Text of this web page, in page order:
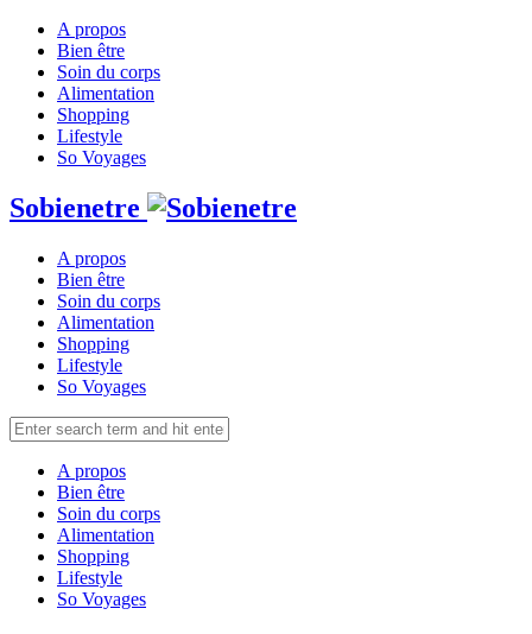
A propos
Bien être
Soin du corps
Alimentation
Shopping
Lifestyle
So Voyages
Sobienetre
A propos
Bien être
Soin du corps
Alimentation
Shopping
Lifestyle
So Voyages
A propos
Bien être
Soin du corps
Alimentation
Shopping
Lifestyle
So Voyages